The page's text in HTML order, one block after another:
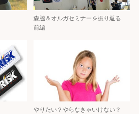
森脇＆オルガセミナーを振り返る
前編
やりたい？やらなきゃいけない？